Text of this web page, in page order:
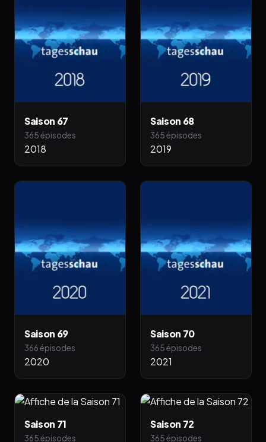
Saison 67
365 épisodes
2018
Saison 68
365 épisodes
2019
Saison 69
366 épisodes
2020
Saison 70
365 épisodes
2021
Saison 71
365 épisodes
Saison 72
365 épisodes